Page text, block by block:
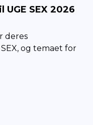
SEX 2026
deres
og temaet for